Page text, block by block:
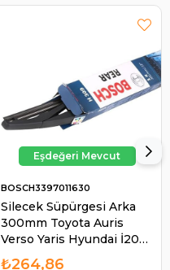
Silecek Süpürgesi Arka
300mm Toyota Auris
Verso Yaris Hyundai İ20
Avensis RAV4 Grande
BOSCH3397011630
₺264,86